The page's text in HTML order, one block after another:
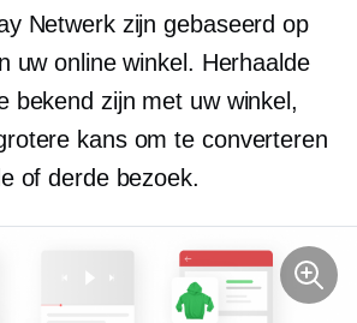
Netwerk zijn gebaseerd op
uw online winkel. Herhaalde
bekend zijn met uw winkel,
kans om te converteren
of derde bezoek.